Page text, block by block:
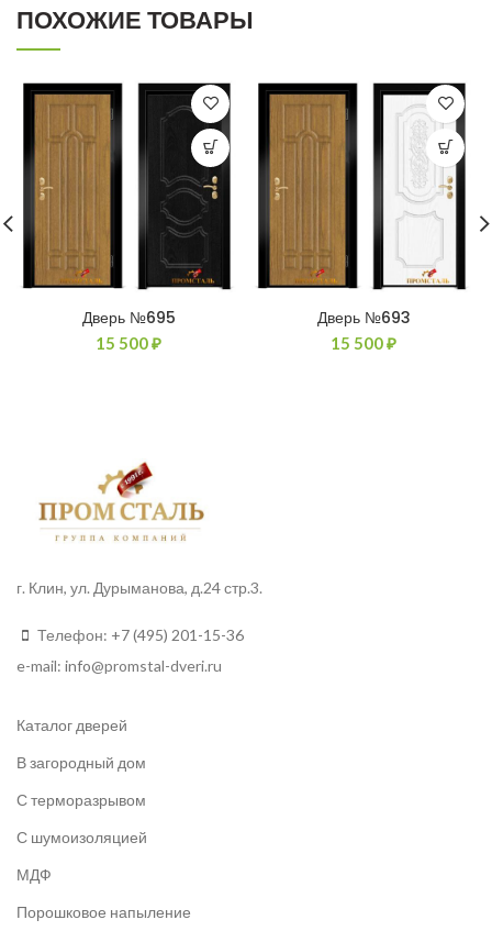
ПОХОЖИЕ ТОВАРЫ
Дверь №695
15 500₽
Дверь №693
15 500₽
г. Клин, ул. Дурыманова, д.24 стр.3.
Телефон: +7 (495) 201-15-36
e-mail: info@promstal-dveri.ru
Каталог дверей
В загородный дом
С терморазрывом
С шумоизоляцией
МДФ
Порошковое напыление